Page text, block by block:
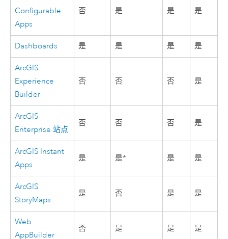
Configurable
Apps
否 是 是 是
Dashboards 是 是 是 是
ArcGIS
Experience
Builder
否 否 否 是
ArcGIS
Enterprise 站点
否 否 否 是
ArcGIS Instant
Apps
是 是* 是 是
ArcGIS
StoryMaps
是 否 是 是
Web
AppBuilder
否 是 是 是